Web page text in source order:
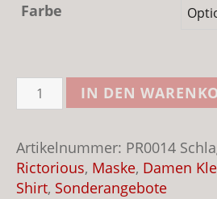
Farbe
Und
T-
Shirt
Damen
IN DEN
Artikelnummer: PR0014
Rictorious, Maske, Damen
Shirt, Sonderangebote